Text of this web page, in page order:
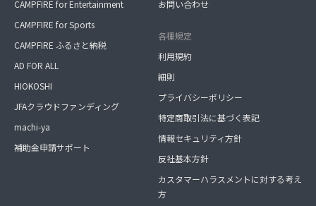
CAMPFIRE for Entertainment
CAMPFIRE for Sports
CAMPFIRE ふるさと納税
AD FOR ALL
HIOKOSHI
JFAクラウドファンディング
machi-ya
補助金申請サポート
お問い合わせ
各種規定
利用規約
細則
プライバシーポリシー
特定商取引法に基づく表記
情報セキュリティ方針
反社基本方針
カスタマーハラスメントに対する考え
方